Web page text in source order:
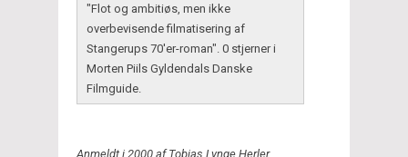
"Flot og ambitiøs, men ikke
overbevisende filmatisering af
Stangerups 70'er-roman". 0 stjerner i
Morten Piils Gyldendals Danske
Filmguide.
Anmeldt i 2000 af Tobias Lynge Herler